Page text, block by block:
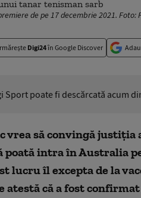
de pe 17 decembrie 2021. Foto:
Digi24în Google Discover
Sport poate fi descărcată acum
vrea să convingă justiția
poată intra în Australia
lucru îl excepta de la
atestă că a fost